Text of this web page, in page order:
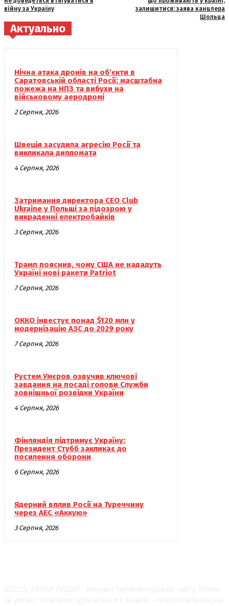
війну за Україну
залишитися: заява канцлера
Шольца
Актуально
Нічна атака дронів на об’єкти в
Саратовській області Росії: масштабна
пожежа на НПЗ та вибухи на
військовому аеродромі
2 Серпня, 2026
Швеція засудила агресію Росії та
викликала дипломата
4 Серпня, 2026
Затримання директора CEO Club
Ukraine у Польщі за підозрою у
викраденні електробайків
3 Серпня, 2026
Трамп пояснив, чому США не нададуть
Україні нові ракети Patriot
7 Серпня, 2026
ОККО інвестує понад $120 млн у
модернізацію АЗС до 2029 року
7 Серпня, 2026
Рустем Умєров озвучив ключові
завдання на посаді голови Служби
зовнішньої розвідки України
4 Серпня, 2026
Фінляндія підтримує Україну:
Президент Стубб закликає до
посилення оборони
6 Серпня, 2026
Ядерний вплив Росії на Туреччину
через АЕС «Аккую»
3 Серпня, 2026